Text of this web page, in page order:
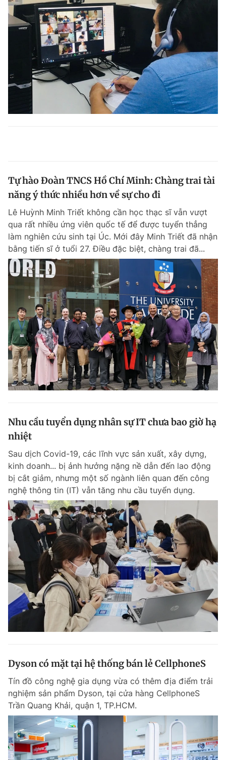
Tự hào Đoàn TNCS Hồ Chí Minh: Chàng trai tài
năng ý thức nhiều hơn về sự cho đi
Lê Huỳnh Minh Triết không cần học thạc sĩ vẫn vượt
qua rất nhiều ứng viên quốc tế để được tuyển thẳng
làm nghiên cứu sinh tại Úc. Mới đây Minh Triết đã nhận
bằng tiến sĩ ở tuổi 27. Điều đặc biệt, chàng trai đã...
Nhu cầu tuyển dụng nhân sự IT chưa bao giờ hạ
nhiệt
Sau dịch Covid-19, các lĩnh vực sản xuất, xây dựng,
kinh doanh... bị ảnh hưởng nặng nề dẫn đến lao động
bị cắt giảm, nhưng một số ngành liên quan đến công
nghệ thông tin (IT) vẫn tăng nhu cầu tuyển dụng.
Dyson có mặt tại hệ thống bán lẻ CellphoneS
Tín đồ công nghệ gia dụng vừa có thêm địa điểm trải
nghiệm sản phẩm Dyson, tại cửa hàng CellphoneS
Trần Quang Khải, quận 1, TP.HCM.